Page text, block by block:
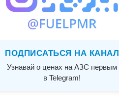
ПОДПИСАТЬСЯ НА КАНАЛ
Узнавай о ценах на АЗС первым
в Telegram!